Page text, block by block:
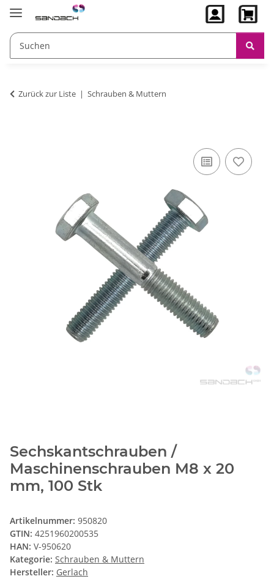
Zurück zur Liste Schrauben & Muttern
Sechskantschrauben /
Maschinenschrauben M8 x 20
mm, 100 Stk
Artikelnummer: 950820
GTIN: 4251960200535
HAN: V-950620
Kategorie: Schrauben & Muttern
Hersteller: Gerlach